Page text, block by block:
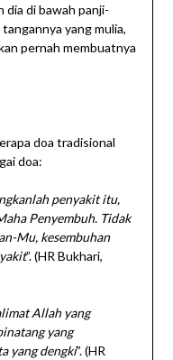
dia di bawah panji-
yang mulia,
pernah membuatnya
doa tradisional
doa:
penyakit itu,
Penyembuh. Tidak
Mu, kesembuhan
”. (HR Bukhari,
Allah yang
yang
yang dengki”. (HR